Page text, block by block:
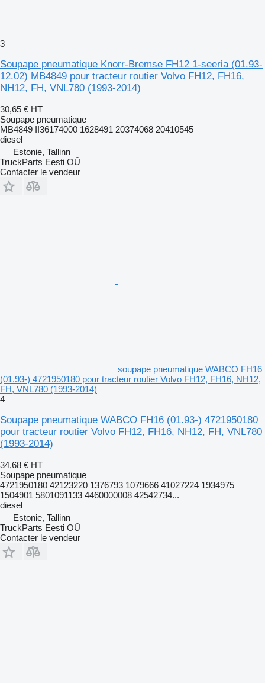
3
Soupape pneumatique Knorr-Bremse FH12 1-seeria (01.93-
12.02) MB4849 pour tracteur routier Volvo FH12, FH16,
NH12, FH, VNL780 (1993-2014)
30,65 € HT
Soupape pneumatique
MB4849 II36174000 1628491 20374068 20410545
diesel
Estonie, Tallinn
TruckParts Eesti OÜ
Contacter le vendeur
soupape pneumatique WABCO FH16
(01.93-) 4721950180 pour tracteur routier Volvo FH12, FH16, NH12,
FH, VNL780 (1993-2014)
4
Soupape pneumatique WABCO FH16 (01.93-) 4721950180
pour tracteur routier Volvo FH12, FH16, NH12, FH, VNL780
(1993-2014)
34,68 € HT
Soupape pneumatique
4721950180 42123220 1376793 1079666 41027224 1934975
1504901 5801091133 4460000008 42542734...
diesel
Estonie, Tallinn
TruckParts Eesti OÜ
Contacter le vendeur